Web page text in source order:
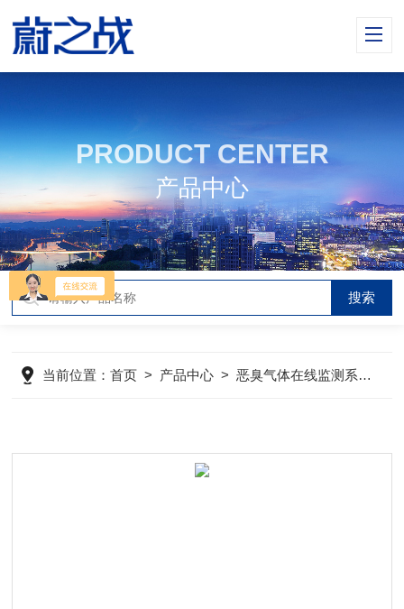
PRODUCT CENTER
产品中心
当前位置：首页 > 产品中心 >恶臭气体在线监测系统